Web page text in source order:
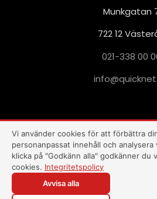
Munkgatan
722 12
021-338 00
nkciu
q@ofn
i
This site is protected by reCAPTCHA